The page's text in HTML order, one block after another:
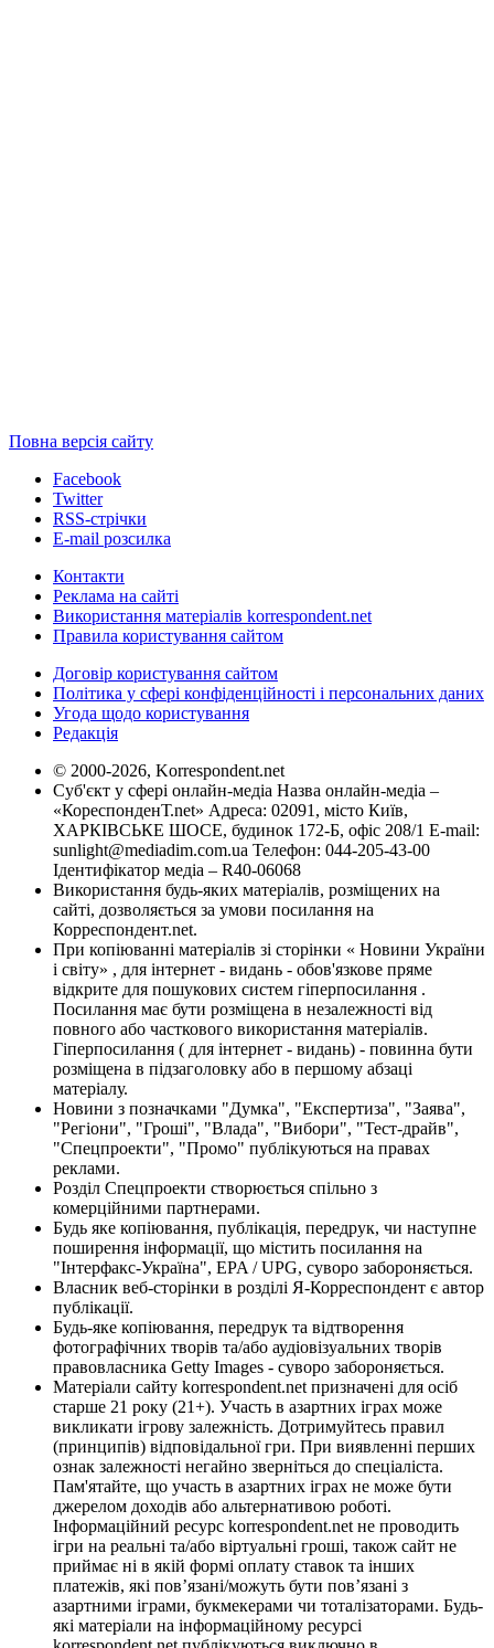
Повна версія сайту
Facebook
Twitter
RSS-стрічки
E-mail розсилка
Контакти
Реклама на сайті
Використання матеріалів korrespondent.net
Правила користування сайтом
Договір користування сайтом
Політика у сфері конфіденційності і персональних даних
Угода щодо користування
Редакція
© 2000-2026, Korrespondent.net
Суб'єкт у сфері онлайн-медіа Назва онлайн-медіа –
«КореспонденТ.net» Адреса: 02091, місто Київ,
ХАРКІВСЬКЕ ШОСЕ, будинок 172-Б, офіс 208/1 E-mail:
sunlight@mediadim.com.ua Телефон: 044-205-43-00
Ідентифікатор медіа – R40-06068
Використання будь-яких матеріалів, розміщених на
сайті, дозволяється за умови посилання на
Корреспондент.net.
При копіюванні матеріалів зі сторінки « Новини України
і світу» , для інтернет - видань - обов'язкове пряме
відкрите для пошукових систем гіперпосилання .
Посилання має бути розміщена в незалежності від
повного або часткового використання матеріалів.
Гіперпосилання ( для інтернет - видань) - повинна бути
розміщена в підзаголовку або в першому абзаці
матеріалу.
Новини з позначками "Думка", "Експертиза", "Заява",
"Регіони", "Гроші", "Влада", "Вибори", "Тест-драйв",
"Спецпроекти", "Промо" публікуються на правах
реклами.
Розділ Спецпроекти створюється спільно з
комерційними партнерами.
Будь яке копіювання, публікація, передрук, чи наступне
поширення інформації, що містить посилання на
"Інтерфакс-Україна", EPA / UPG, суворо забороняється.
Власник веб-сторінки в розділі Я-Корреспондент є автор
публікації.
Будь-яке копіювання, передрук та відтворення
фотографічних творів та/або аудіовізуальних творів
правовласника Getty Images - суворо забороняється.
Матеріали сайту korrespondent.net призначені для осіб
старше 21 року (21+). Участь в азартних іграх може
викликати ігрову залежність. Дотримуйтесь правил
(принципів) відповідальної гри. При виявленні перших
ознак залежності негайно зверніться до спеціаліста.
Пам'ятайте, що участь в азартних іграх не може бути
джерелом доходів або альтернативою роботі.
Інформаційний ресурс korrespondent.net не проводить
ігри на реальні та/або віртуальні гроші, також сайт не
приймає ні в якій формі оплату ставок та інших
платежів, які пов’язані/можуть бути пов’язані з
азартними іграми, букмекерами чи тоталізаторами. Будь-
які матеріали на інформаційному ресурсі